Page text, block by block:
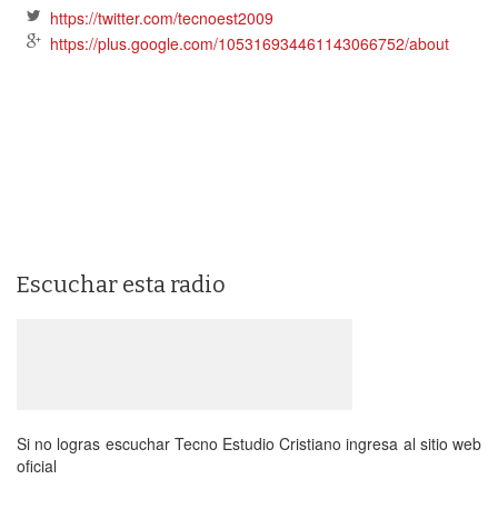
https://twitter.com/tecnoest2009
https://plus.google.com/105316934461143066752/about
Escuchar esta radio
Si no logras escuchar Tecno Estudio Cristiano ingresa al sitio web
oficial